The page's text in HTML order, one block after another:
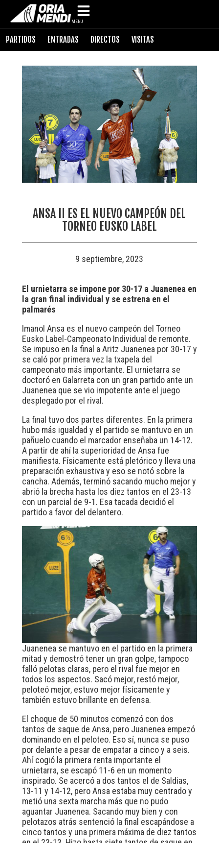
MENU
PARTIDOS ENTRADAS DIRECTOS VISITAS
ANSA II ES EL NUEVO CAMPEÓN DEL
TORNEO EUSKO LABEL
9 septiembre, 2023
El urnietarra se impone por 30-17 a Juanenea en
la gran final individual y se estrena en el
palmarés
Imanol Ansa es el nuevo campeón del Torneo
Eusko Label-Campeonato Individual de remonte.
Se impuso en la final a Aritz Juanenea por 30-17 y
se caló por primera vez la txapela del
campeonato más importante. El urnietarra se
doctoró en Galarreta con un gran partido ante un
Juanenea que se vio impotente ante el juego
desplegado por el rival.
La final tuvo dos partes diferentes. En la primera
hubo más igualdad y el partido se mantuvo en un
pañuelo cuando el marcador enseñaba un 14-12.
A partir de ahí la superioridad de Ansa fue
manifiesta. Físicamente está pletórico y lleva una
preparación exhaustiva y eso se notó sobre la
cancha. Además, terminó sacando mucho mejor y
abrió la brecha hasta los diez tantos en el 23-13
con un parcial de 9-1. Esa tacada decidió el
partido a favor del delantero.
Juanenea se mantuvo en el partido en la primera
mitad y demostró tener un gran golpe, tampoco
falló pelotas claras, pero el rival fue mejor en
todos los aspectos. Sacó mejor, restó mejor,
peloteó mejor, estuvo mejor físicamente y
también estuvo brillante en defensa.
El choque de 50 minutos comenzó con dos
tantos de saque de Ansa, pero Juanenea empezó
dominando en el peloteo. Eso sí, nunca se puso
por delante a pesar de empatar a cinco y a seis.
Ahí cogió la primera renta importante el
urnietarra, se escapó 11-6 en un momento
inspirado. Se acercó a dos tantos el de Saldias,
13-11 y 14-12, pero Ansa estaba muy centrado y
metió una sexta marcha más que no pudo
aguantar Juanenea. Sacando muy bien y con
pelotazos atrás sentenció la final escapándose a
cinco tantos y una primera máxima de diez tantos